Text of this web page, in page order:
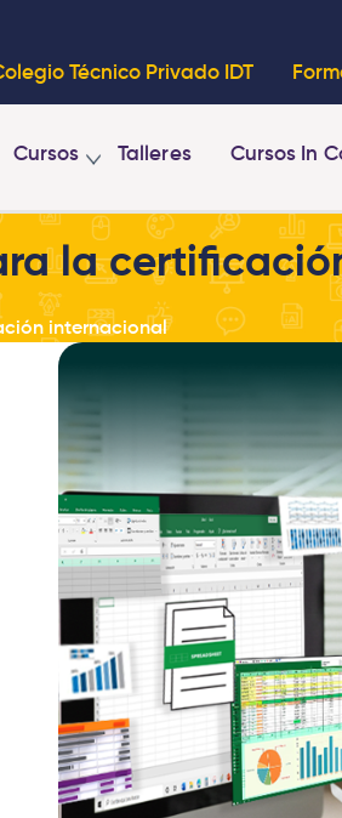
Técnico Privado IDT
Cursos Talleres Cursos In
la
internacional